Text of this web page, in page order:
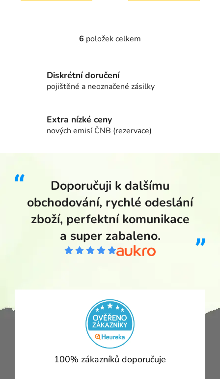
Ovládací prvky výpisu
6 položek celkem
Diskrétní doručení
pojištěné a neoznačené zásilky
Extra nízké ceny
nových emisí ČNB (rezervace)
Doporučuji k dalšímu
obchodování, rychlé odeslání
zboží, perfektní komunikace
a super zabaleno.
100% zákazníků doporučuje